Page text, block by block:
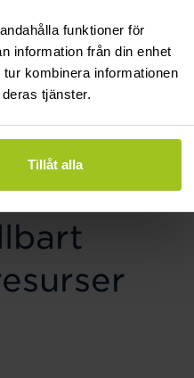
funktioner för
information från din enhet
kombinera informationen
tjänster.
Tillåt alla
Georg Jensen
TORUN armring M
Pris:4 650 kr
4 650 kr